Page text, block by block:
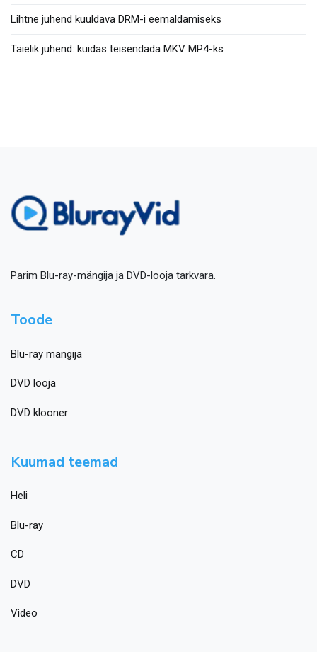
Lihtne juhend kuuldava DRM-i eemaldamiseks
Täielik juhend: kuidas teisendada MKV MP4-ks
Parim Blu-ray-mängija ja DVD-looja tarkvara.
Toode
Blu-ray mängija
DVD looja
DVD klooner
Kuumad teemad
Heli
Blu-ray
CD
DVD
Video